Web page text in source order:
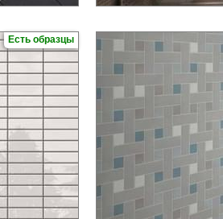
Есть образцы